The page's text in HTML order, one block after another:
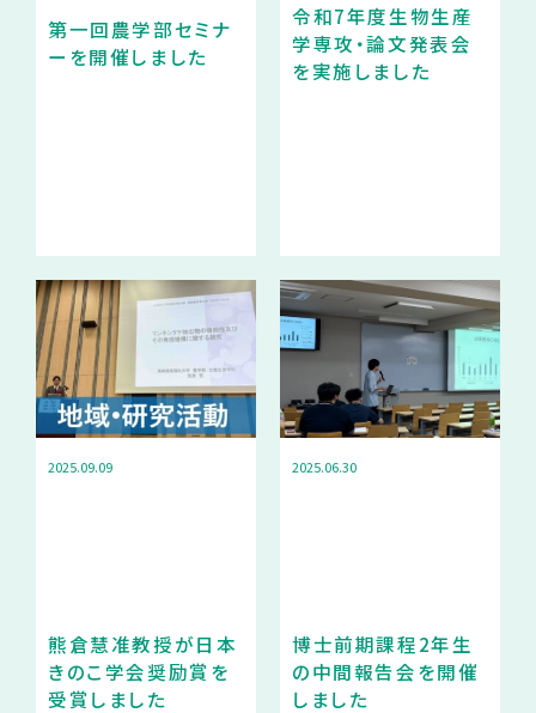
第一回農学部セミナ
ーを開催しました
令和7年度生物生産
学専攻・論文発表会
を実施しました
2025.09.09
熊倉慧准教授が日本
きのこ学会奨励賞を
受賞しました
2025.06.30
博士前期課程2年生
の中間報告会を開催
しました